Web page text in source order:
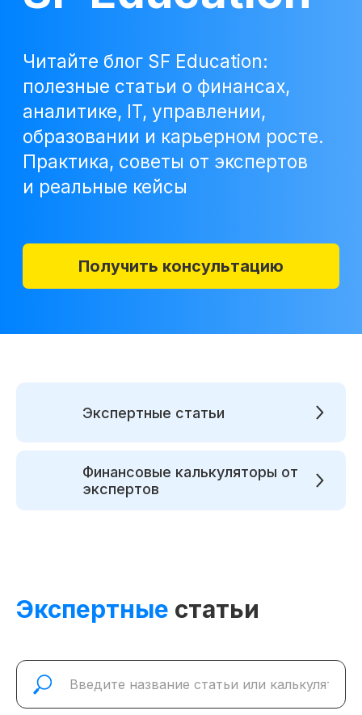
Блог
Вход в личный кабинет
Контакты
Корпоративным клиентам
Учитесь бесплатно
Практика, советы от экспертов
Получить консультацию
Экспертные статьи
Финансовые калькуляторы от
экспертов
Экспертные статьи